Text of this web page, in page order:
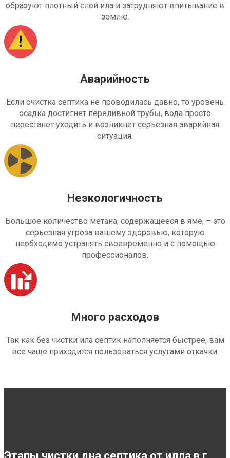
образуют плотный слой ила и затрудняют впитывание в
землю.
Аварийность
Если очистка септика не проводилась давно, то уровень
осадка достигнет переливной трубы, вода просто
перестанет уходить и возникнет серьезная аварийная
ситуация.
Неэкологичность
Большое количество метана, содержащееся в яме, – это
серьезная угроза вашему здоровью, которую
необходимо устранять своевременно и с помощью
профессионалов.
Много расходов
Так как без чистки ила септик наполняется быстрее, вам
все чаще приходится пользоваться услугами откачки.